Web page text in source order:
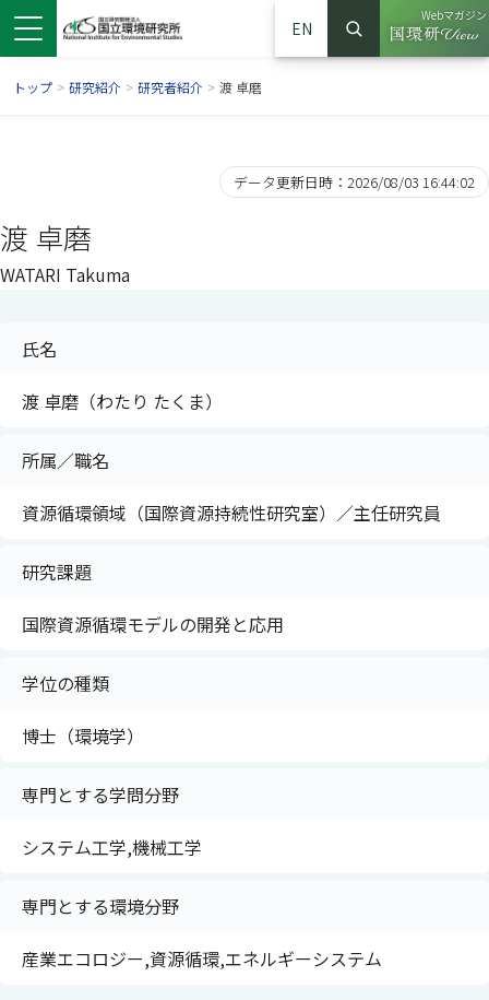
ウで開きます）
ンドウで開きます）
ウインドウで開きます）
EN
サイト内検索
検索
Webマガジン
（別ウイ
トップ > 研究紹介 > 研究者紹介 > 渡 卓磨
データ更新日時：2026/08/03 16:44:02
渡 卓磨
WATARI Takuma
氏名
渡 卓磨（わたり たくま）
所属／職名
資源循環領域（国際資源持続性研究室）／主任研究員
研究課題
国際資源循環モデルの開発と応用
学位の種類
博士（環境学）
専門とする学問分野
システム工学,機械工学
専門とする環境分野
産業エコロジー,資源循環,エネルギーシステム